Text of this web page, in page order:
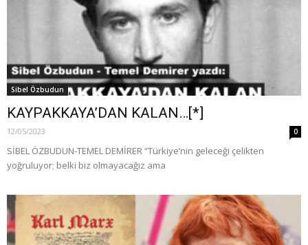
Sibel Özbudun
KAYPAKKAYA’DAN KALAN…[*]
12/05/2023 0
SİBEL ÖZBUDUN-TEMEL DEMİRER “Türkiye’nin geleceği çelikten
yoğruluyor; belki biz olmayacağız ama